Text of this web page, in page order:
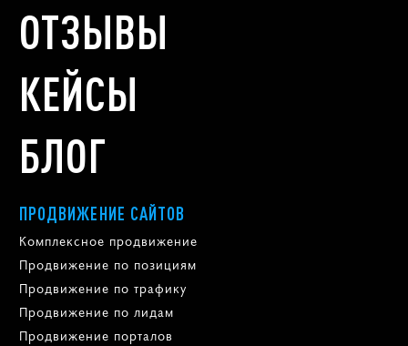
ОТЗЫВЫ
КЕЙСЫ
БЛОГ
ПРОДВИЖЕНИЕ САЙТОВ
Комплексное продвижение
Продвижение по позициям
Продвижение по трафику
Продвижение по лидам
Продвижение порталов